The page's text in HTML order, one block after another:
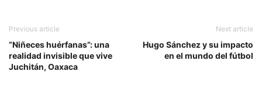
Previous article
“Niñeces huérfanas”: una
realidad invisible que vive
Juchitán, Oaxaca
Next article
Hugo Sánchez y su impacto
en el mundo del fútbol